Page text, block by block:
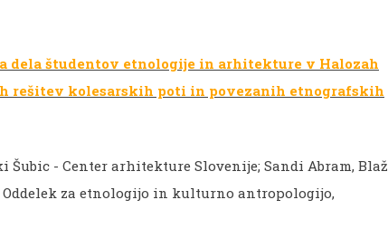
dela študentov etnologije in arhitekture v Halozah
rešitev kolesarskih poti in povezanih etnografskih
Šubic - Center arhitekture Slovenije; Sandi Abram, Blaž
za etnologijo in kulturno antropologijo,